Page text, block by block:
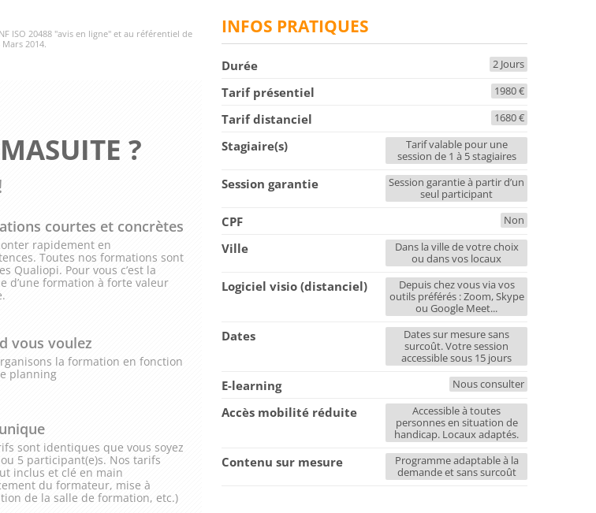
ISO 20488 "avis en ligne" et au référentiel de
2014.
?
courtes et concrètes
rapidement en
Toutes nos formations sont
Qualiopi. Pour vous c’est la
d’une formation à forte valeur
vous voulez
la formation en fonction
planning
sont identiques que vous soyez
5 participant(e)s. Nos tarifs
inclus et clé en main
du formateur, mise à
de la salle de formation, etc.)
INFOS PRATIQUES
Durée 2 Jours
Tarif présentiel 1980 €
Tarif distanciel 1680 €
Stagiaire(s)
Tarif valable pour une
session de 1 à 5 stagiaires
Session garantie
Session garantie à partir d’un
seul participant
CPF Non
Ville
Dans la ville de votre choix
ou dans vos locaux
Logiciel visio (distanciel)
Depuis chez vous via vos
outils préférés : Zoom, Skype
ou Google Meet...
Dates
Dates sur mesure sans
surcoût. Votre session
accessible sous 15 jours
E-learning Nous consulter
Accès mobilité réduite
Accessible à toutes
personnes en situation de
handicap. Locaux adaptés.
Contenu sur mesure
Programme adaptable à la
demande et sans surcoût